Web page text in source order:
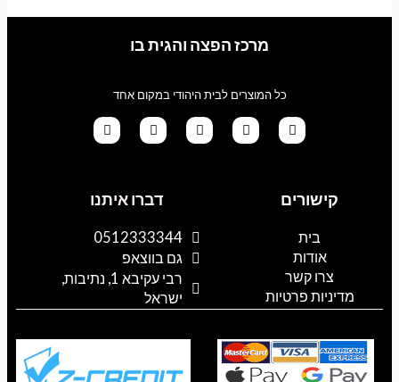
מרכז הפצה והגית בו
כל המוצרים לבית היהודי במקום אחד
a
s
a
p
p
o
k
o
l
e
קישורים
בית
אודות
צרו קשר
מדיניות פרטיות
דברו איתנו
0512333344
גם בווצאפ
רבי עקיבא 1, נתיבות,
ישראל